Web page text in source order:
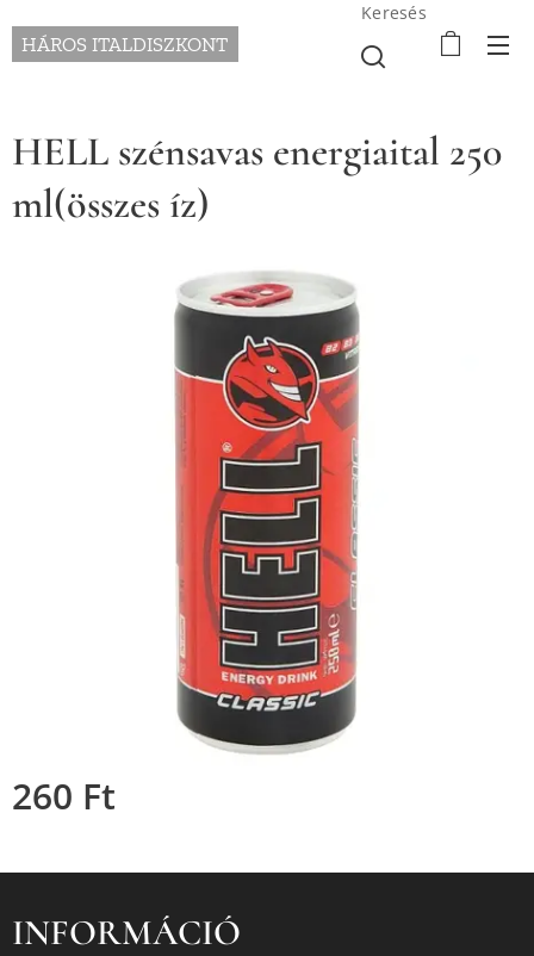
HÁROS ITALDISZKONT
Keresés
HELL szénsavas energiaital 250
ml(összes íz)
260 Ft
INFORMÁCIÓ